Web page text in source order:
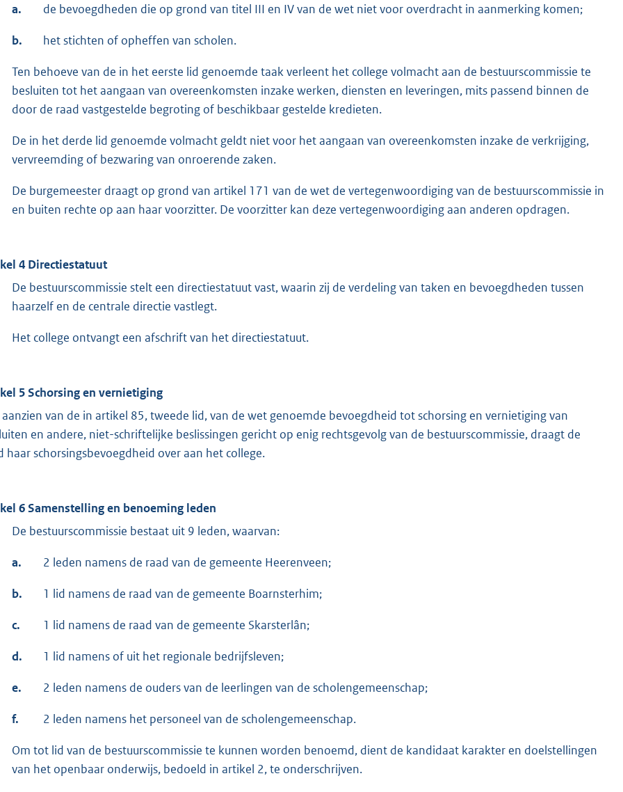
a. de bevoegdheden die op grond van titel III en IV van de wet niet voor overdracht in aanmerking komen;
b. het stichten of opheffen van scholen.
Ten behoeve van de in het eerste lid genoemde taak verleent het college volmacht aan de bestuurscommissie te
besluiten tot het aangaan van overeenkomsten inzake werken, diensten en leveringen, mits passend binnen de
door de raad vastgestelde begroting of beschikbaar gestelde kredieten.
De in het derde lid genoemde volmacht geldt niet voor het aangaan van overeenkomsten inzake de verkrijging,
vervreemding of bezwaring van onroerende zaken.
De burgemeester draagt op grond van artikel 171 van de wet de vertegenwoordiging van de bestuurscommissie in
en buiten rechte op aan haar voorzitter. De voorzitter kan deze vertegenwoordiging aan anderen opdragen.
4 Directiestatuut
De bestuurscommissie stelt een directiestatuut vast, waarin zij de verdeling van taken en bevoegdheden tussen
haarzelf en de centrale directie vastlegt.
Het college ontvangt een afschrift van het directiestatuut.
5 Schorsing en vernietiging
aanzien van de in artikel 85, tweede lid, van de wet genoemde bevoegdheid tot schorsing en vernietiging van
en andere, niet-schriftelijke beslissingen gericht op enig rechtsgevolg van de bestuurscommissie, draagt de
haar schorsingsbevoegdheid over aan het college.
6 Samenstelling en benoeming leden
De bestuurscommissie bestaat uit 9 leden, waarvan:
a. 2 leden namens de raad van de gemeente Heerenveen;
b. 1 lid namens de raad van de gemeente Boarnsterhim;
c. 1 lid namens de raad van de gemeente Skarsterlân;
d. 1 lid namens of uit het regionale bedrijfsleven;
e. 2 leden namens de ouders van de leerlingen van de scholengemeenschap;
f. 2 leden namens het personeel van de scholengemeenschap.
Om tot lid van de bestuurscommissie te kunnen worden benoemd, dient de kandidaat karakter en doelstellingen
van het openbaar onderwijs, bedoeld in artikel 2, te onderschrijven.